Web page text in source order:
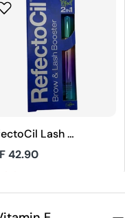
Lash &
Booster
42.90